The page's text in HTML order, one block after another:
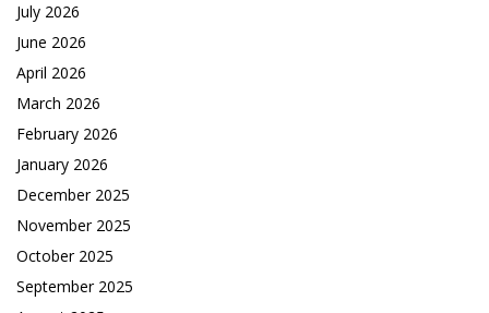
July 2026
June 2026
April 2026
March 2026
February 2026
January 2026
December 2025
November 2025
October 2025
September 2025